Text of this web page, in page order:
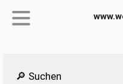
🔎 Suchen